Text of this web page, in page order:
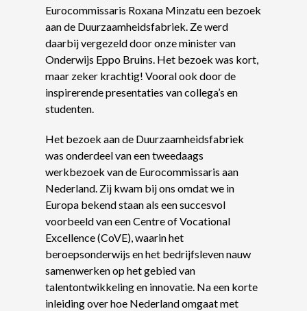
Eurocommissaris Roxana Minzatu een bezoek
aan de Duurzaamheidsfabriek. Ze werd
daarbij vergezeld door onze minister van
Onderwijs Eppo Bruins. Het bezoek was kort,
maar zeker krachtig! Vooral ook door de
inspirerende presentaties van collega’s en
studenten.
Het bezoek aan de Duurzaamheidsfabriek
was onderdeel van een tweedaags
werkbezoek van de Eurocommissaris aan
Nederland. Zij kwam bij ons omdat we in
Europa bekend staan als een succesvol
voorbeeld van een Centre of Vocational
Excellence (CoVE), waarin het
beroepsonderwijs en het bedrijfsleven nauw
samenwerken op het gebied van
talentontwikkeling en innovatie. Na een korte
inleiding over hoe Nederland omgaat met